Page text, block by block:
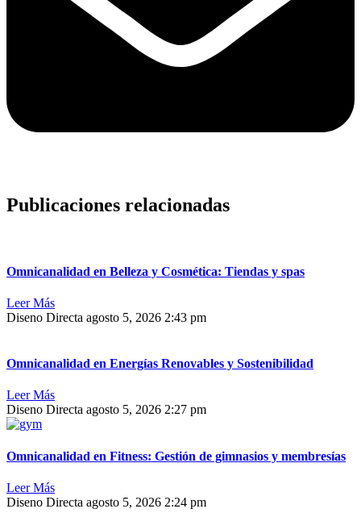
Publicaciones relacionadas
Omnicanalidad en Belleza y Cosmética: Tiendas y spas
Leer Más
Diseno Directa agosto 5, 2026 2:43 pm
Omnicanalidad en Energías Renovables y Sostenibilidad
Leer Más
Diseno Directa agosto 5, 2026 2:27 pm
Omnicanalidad en Fitness: Gestión de gimnasios y membresías
Leer Más
Diseno Directa agosto 5, 2026 2:24 pm